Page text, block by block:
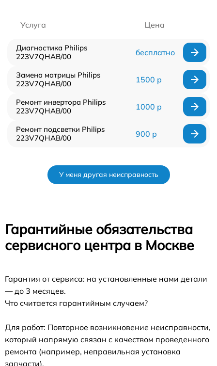
Услуга Цена
Диагностика Philips
223V7QHAB/00
бесплатно
Замена матрицы Philips
223V7QHAB/00
1500 р
Ремонт инвертора Philips
223V7QHAB/00
1000 р
Ремонт подсветки Philips
223V7QHAB/00
900 р
У меня другая неисправность
Гарантийные обязательства
сервисного центра в Москве
Гарантия от сервиса: на установленные нами детали
— до 3 месяцев.
Что считается гарантийным случаем?
Для работ: Повторное возникновение неисправности,
который напрямую связан с качеством проведенного
ремонта (например, неправильная установка
запчасти).